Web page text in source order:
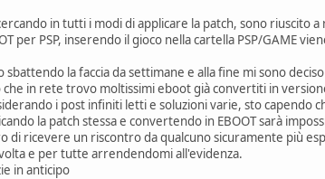
in tutti i modi di applicare la patch, sono riuscito
per PSP, inserendo il gioco nella cartella PSP/GAME
sbattendo la faccia da settimane e alla fine mi sono
che in rete trovo moltissimi eboot già convertiti in
i post infiniti letti e soluzioni varie, sto capendo
la patch stessa e convertendo in EBOOT sarà
di ricevere un riscontro da qualcuno sicuramente più
e per tutte arrendendomi all'evidenza.
in anticipo